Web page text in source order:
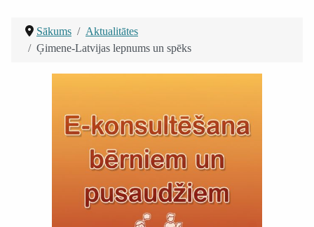
Sākums
Aktualitātes
Ģimene-Latvijas lepnums un spēks